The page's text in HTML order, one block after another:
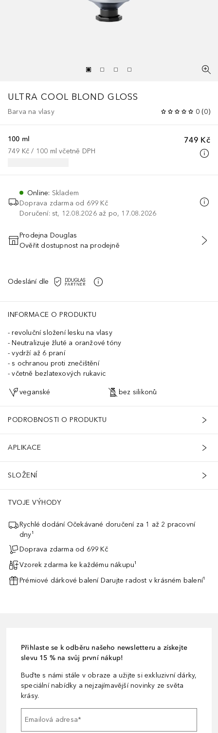
ULTRA COOL BLOND GLOSS
Barva na vlasy 0 (0)
749 Kč
100 ml
749 Kč / 100 ml včetně DPH
Online: Skladem
Doprava zdarma od 699 Kč
Doručení: st, 12.08.2026 až po, 17.08.2026
PŘIDAT DO KOŠÍKU
Prodejna Douglas
Ověřit dostupnost na prodejně
Odeslání dle
INFORMACE O PRODUKTU
revoluční složení lesku na vlasy
Neutralizuje žluté a oranžové tóny
vydrží až 6 praní
s ochranou proti znečištění
včetně bezlatexových rukavic
veganské bez silikonů
PODROBNOSTI O PRODUKTU
APLIKACE
SLOŽENÍ
TVOJE VÝHODY
Rychlé dodání Očekávané doručení za 1 až 2 pracovní
dny¹
Doprava zdarma od 699 Kč
Vzorek zdarma ke každému nákupu¹
Prémiové dárkové balení Darujte radost v krásném balení¹
Přihlaste se k odběru našeho newsletteru a získejte
slevu 15 % na svůj první nákup!
Buďte s námi stále v obraze a užijte si exkluzivní dárky,
speciální nabídky a nejzajímavější novinky ze světa
krásy.
Emailová adresa*